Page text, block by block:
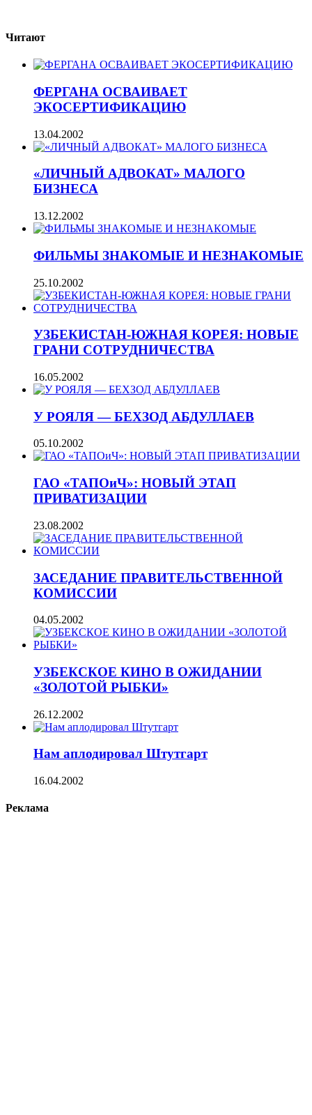
Читают
ФЕРГАНА ОСВАИВАЕТ
ЭКОСЕРТИФИКАЦИЮ
13.04.2002
«ЛИЧНЫЙ АДВОКАТ» МАЛОГО
БИЗНЕСА
13.12.2002
ФИЛЬМЫ ЗНАКОМЫЕ И НЕЗНАКОМЫЕ
25.10.2002
УЗБЕКИСТАН-ЮЖНАЯ КОРЕЯ: НОВЫЕ
ГРАНИ СОТРУДНИЧЕСТВА
16.05.2002
У РОЯЛЯ — БЕХЗОД АБДУЛЛАЕВ
05.10.2002
ГАО «ТАПОиЧ»: НОВЫЙ ЭТАП
ПРИВАТИЗАЦИИ
23.08.2002
ЗАСЕДАНИЕ ПРАВИТЕЛЬСТВЕННОЙ
КОМИССИИ
04.05.2002
УЗБЕКСКОЕ КИНО В ОЖИДАНИИ
«ЗОЛОТОЙ РЫБКИ»
26.12.2002
Нам аплодировал Штутгарт
16.04.2002
Реклама